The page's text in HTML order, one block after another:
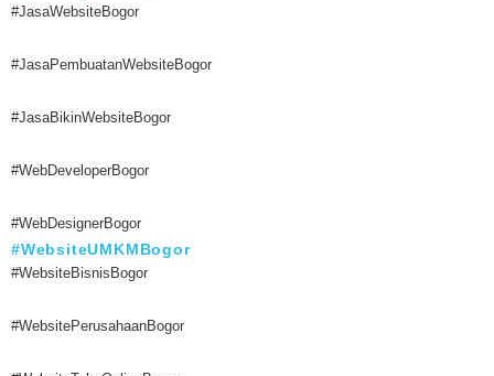
#JasaWebsiteBogor
#JasaPembuatanWebsiteBogor
#JasaBikinWebsiteBogor
#WebDeveloperBogor
#WebDesignerBogor
#WebsiteUMKMBogor
#WebsiteBisnisBogor
#WebsitePerusahaanBogor